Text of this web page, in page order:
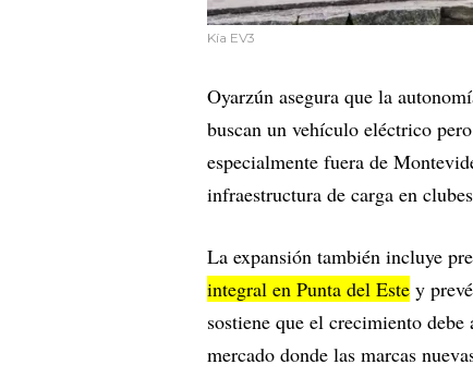
Kía EV3
Oyarzún asegura que la
buscan un vehículo eléctrico
especialmente fuera de
infraestructura de carga en
La expansión también incluye
integral en Punta del Este y
sostiene que el crecimiento debe
mercado donde las marcas